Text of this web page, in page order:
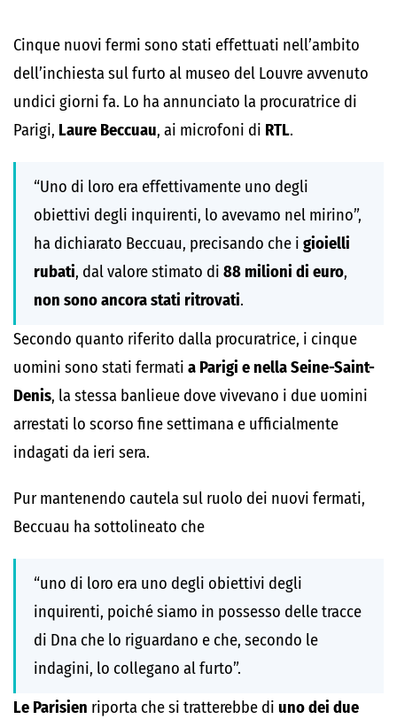
Cinque nuovi fermi sono stati effettuati nell’ambito
dell’inchiesta sul furto al museo del Louvre avvenuto
undici giorni fa. Lo ha annunciato la procuratrice di
Parigi, Laure Beccuau, ai microfoni di RTL.
“Uno di loro era effettivamente uno degli
obiettivi degli inquirenti, lo avevamo nel mirino”,
ha dichiarato Beccuau, precisando che i gioielli
rubati, dal valore stimato di 88 milioni di euro,
non sono ancora stati ritrovati.
Secondo quanto riferito dalla procuratrice, i cinque
uomini sono stati fermati a Parigi e nella Seine-Saint-
Denis, la stessa banlieue dove vivevano i due uomini
arrestati lo scorso fine settimana e ufficialmente
indagati da ieri sera.
Pur mantenendo cautela sul ruolo dei nuovi fermati,
Beccuau ha sottolineato che
“uno di loro era uno degli obiettivi degli
inquirenti, poiché siamo in possesso delle tracce
di Dna che lo riguardano e che, secondo le
indagini, lo collegano al furto”.
Le Parisien riporta che si tratterebbe di uno dei due